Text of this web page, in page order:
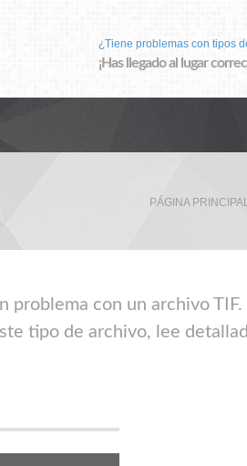
¿Tiene problemas con tipos
¡Has llegado al lugar
PÁGINA
problema con un archivo TIF.
tipo de archivo, lee